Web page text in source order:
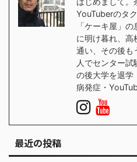
YouTuberのタ
「ケーキ屋」
に明け暮れ、高
通い、その後も
人でセンター
の後大学を退学
病発症・
最近の投稿